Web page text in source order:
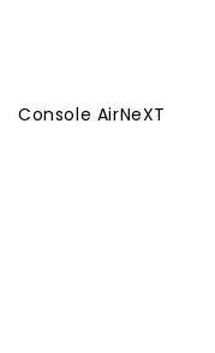
Console AirNeXT